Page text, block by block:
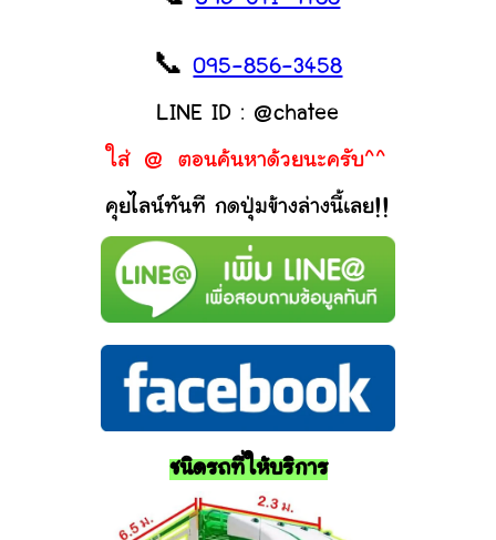
📞095-856-3458
LINE ID : @chatee
ใส่ @ ตอนค้นหาด้วยนะครับ^^
คุยไลน์ทันที กดปุ่มข้างล่างนี้เลย!!
ชนิดรถที่ให้บริการ